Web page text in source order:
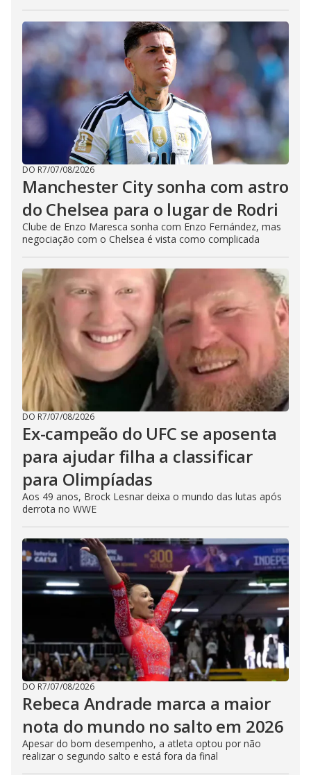
DO R7/07/08/2026
Manchester City sonha com astro
do Chelsea para o lugar de Rodri
Clube de Enzo Maresca sonha com Enzo Fernández, mas
negociação com o Chelsea é vista como complicada
DO R7/07/08/2026
Ex-campeão do UFC se aposenta
para ajudar filha a classificar
para Olimpíadas
Aos 49 anos, Brock Lesnar deixa o mundo das lutas após
derrota no WWE
DO R7/07/08/2026
Rebeca Andrade marca a maior
nota do mundo no salto em 2026
Apesar do bom desempenho, a atleta optou por não
realizar o segundo salto e está fora da final